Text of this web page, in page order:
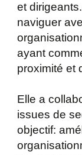
et
naviguer
ayant
proximité et
Elle a
issues de
objectif: